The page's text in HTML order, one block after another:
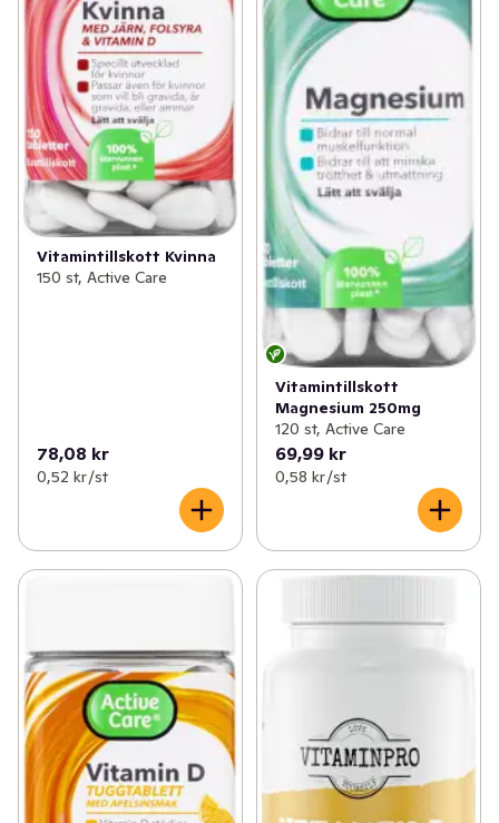
Vitamintillskott Kvinna
150 st, Active Care
78,08 kr
0,52 kr /st
Vitamintillskott
Magnesium 250mg
120 st, Active Care
69,99 kr
0,58 kr /st